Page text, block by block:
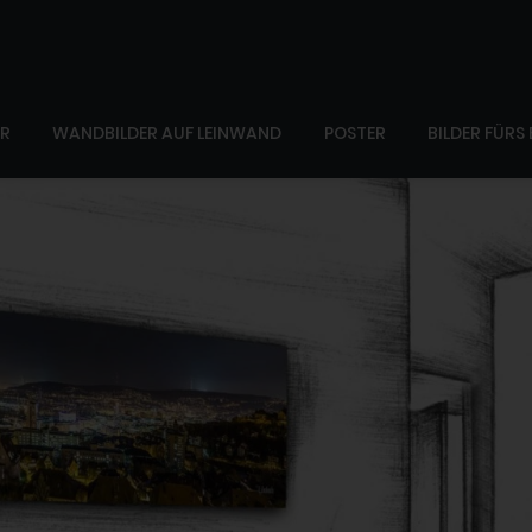
WANDBILDER AUF LEINWAND POSTER BILDER